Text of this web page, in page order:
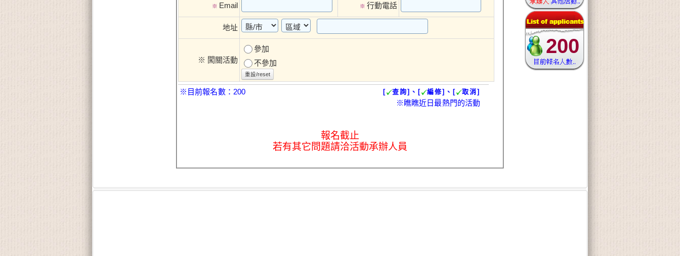
200
※ Email ※ 行動電話
地址
※ 闖關活動
參加
不參加
重設/reset
※目前報名數：200 [ 查詢]、[ 編修]、[ 取消]
※瞧瞧近日最熱門的活動
報名截止
若有其它問題請洽活動承辦人員